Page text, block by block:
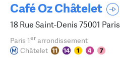
Café Oz Châtelet
18 Rue Saint-Denis 75001 Paris
Paris 1erarrondissement
Châtelet